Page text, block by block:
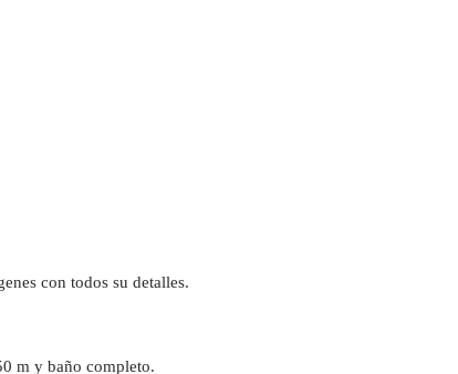
con todos su detalles.
m y baño completo.